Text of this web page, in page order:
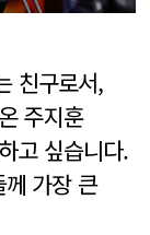
친구로서,
주지훈
고 싶습니다.
가장 큰